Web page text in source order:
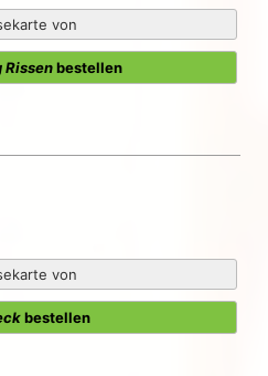
von
Rissenbestellen
von
bestellen